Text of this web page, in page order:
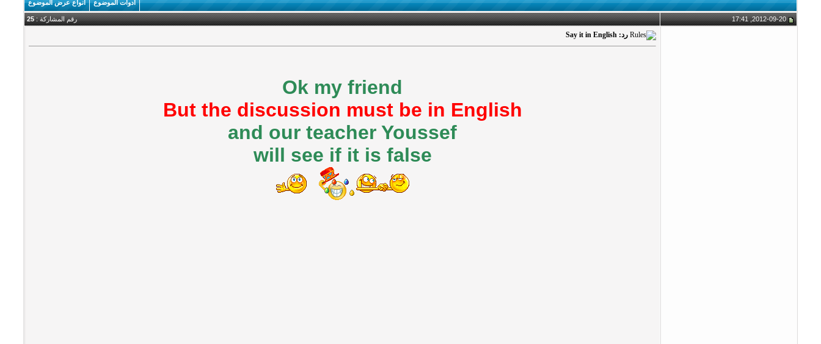
أدوات الموضوع انواع عرض الموضوع
2012-09-20, 17:41 رقم المشاركة :25
رد: Say it in English
Ok my friend
But the discussion must be in English
and our teacher Youssef
will see if it is false